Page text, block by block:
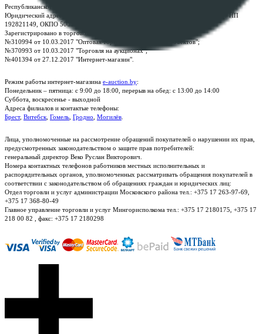
Республиканское унитарное предприятие по оказанию услуг "БелЮрОбеспечение"
Юридический адрес: г. Минск, пр-т. Дзержинского, 1Б, e-mail:
, УНП
192821149, ОКПО 500111895000
Зарегистрировано в торговом реестре Республики Беларусь:
№310994 от 10.03.2017 "Оптовая торговля без торговых объектов";
№370993 от 10.03.2017 "Торговля на аукционах";
№401394 от 27.12.2017 "Интернет-магазин".
Режим работы интернет-магазина e-auction.by:
Понедельник – пятница: с 9:00 до 18:00, перерыв на обед: с 13:00 до 14:00
Суббота, воскресенье - выходной
Адреса филиалов и контактые телефоны:
Брест, Витебск Гомель Гродно Могилёв
Лица, уполномоченные на рассмотрение обращений покупателей о нарушении их прав,
предусмотренных законодательством о защите прав потребителей:
генеральный директор Веко Руслан Викторович.
Номера контактных телефонов работников местных исполнительных и
распорядительных органов, уполномоченных рассматривать обращения покупателей в
соответствии с законодательством об обращениях граждан и юридических лиц:
Отдел торговли и услуг администрации Московского района тел.: +375 17 263-97-69,
+375 17 368-80-49
Главное управление торговли и услуг Мингорисполкома тел.: +375 17 2180175, +375 17
218 00 82 , факс: +375 17 2180298